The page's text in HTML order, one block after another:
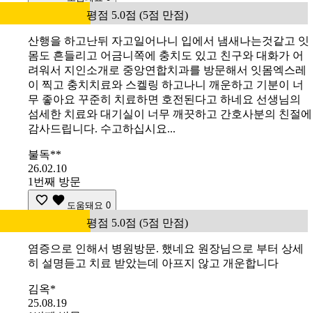
평점 5.0점 (5점 만점)
산행을 하고난뒤 자고일어나니 입에서 냄새나는것같고 잇
몸도 흔들리고 어금니쪽에 충치도 있고 친구와 대화가 어
려워서 지인소개로 중앙연합치과를 방문해서 잇몸엑스레
이 찍고 충치치료와 스켈링 하고나니 깨운하고 기분이 너
무 좋아요 꾸준히 치료하면 호전된다고 하네요 선생님의
섬세한 치료와 대기실이 너무 깨끗하고 간호사분의 친절에
감사드립니다. 수고하십시요...
불독**
26.02.10
1번째 방문
도움돼요 0
평점 5.0점 (5점 만점)
염증으로 인해서 병원방문. 했네요 원장님으로 부터 상세
히 설명듣고 치료 받았는데 아프지 않고 개운합니다
김옥*
25.08.19